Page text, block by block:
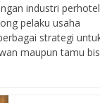
industri
pelaku usaha
strategi
maupun tamu